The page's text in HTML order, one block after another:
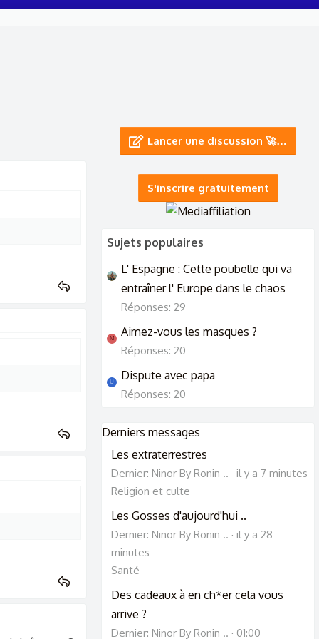
Lancer une discussion 🚀…
S'inscrire gratuitement
Sujets populaires
L' Espagne : Cette poubelle qui va
entraîner l' Europe dans le chaos
Réponses: 29
M Aimez-vous les masques ?
Réponses: 20
U Dispute avec papa
Réponses: 20
Derniers messages
Les extraterrestres
Dernier: Ninor By Ronin ..
il y a 7 minutes
Religion et culte
Les Gosses d'aujourd'hui ..
Dernier: Ninor By Ronin ..
il y a 28
minutes
Santé
Des cadeaux à en ch*er cela vous
arrive ?
Dernier: Ninor By Ronin .. 01:00